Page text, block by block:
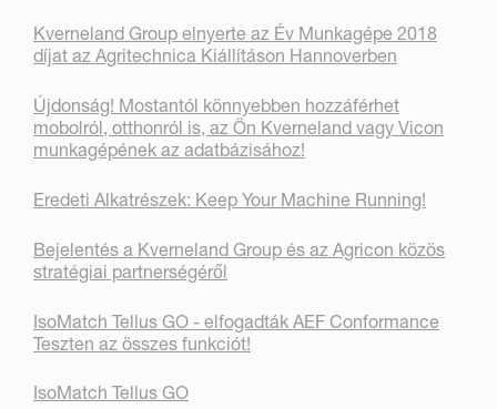
Kverneland Group elnyerte az Év Munkagépe 2018
díjat az Agritechnica Kiállításon Hannoverben
Újdonság! Mostantól könnyebben hozzáférhet
mobolról, otthonról is, az Ön Kverneland vagy Vicon
munkagépének az adatbázisához!
Eredeti Alkatrészek: Keep Your Machine Running!
Bejelentés a Kverneland Group és az Agricon közös
stratégiai partnerségéről
IsoMatch Tellus GO - elfogadták AEF Conformance
Teszten az összes funkciót!
IsoMatch Tellus GO